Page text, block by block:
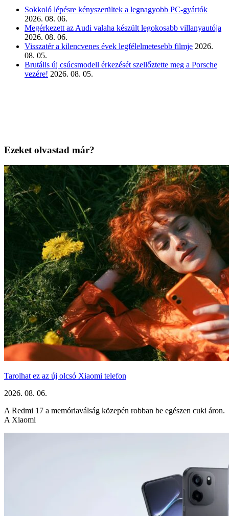
Sokkoló lépésre kényszerültek a legnagyobb PC-gyártók
2026. 08. 06.
Megérkezett az Audi valaha készült legokosabb villanyautója
2026. 08. 06.
Visszatér a kilencvenes évek legfélelmetesebb filmje 2026.
08. 05.
Brutális új csúcsmodell érkezését szellőztette meg a Porsche
vezére! 2026. 08. 05.
Ezeket olvastad már?
Tarolhat ez az új olcsó Xiaomi telefon
2026. 08. 06.
A Redmi 17 a memóriaválság közepén robban be egészen cuki áron.
A Xiaomi